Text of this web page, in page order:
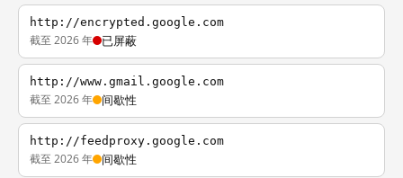
http://encrypted.google.com
截至 2026 年 已屏蔽
http://www.gmail.google.com
截至 2026 年 间歇性
http://feedproxy.google.com
截至 2026 年 间歇性